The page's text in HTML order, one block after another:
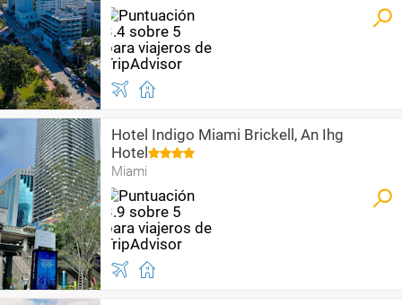
Hotel Indigo Miami Brickell, An Ihg
Hotel
Miami